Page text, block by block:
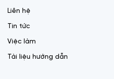
Liên hệ
Tin tức
Việc làm
Tài liệu hướng dẫn